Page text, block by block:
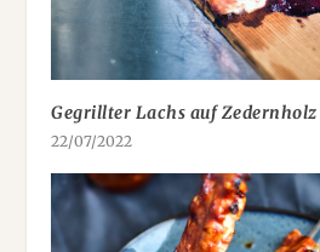
Gegrillter Lachs auf Zedernholz
22/07/2022